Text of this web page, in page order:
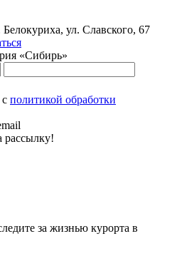
ул. Славского, 67
«Сибирь»
политикой обработки
за жизнью курорта в